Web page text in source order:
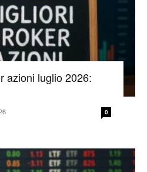
azioni luglio 2026:
0